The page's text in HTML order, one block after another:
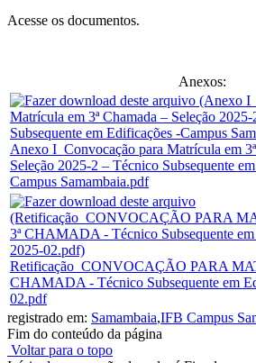
Acesse os documentos.
Anexos:
Anexo I_Convocação para Matrícula em
Seleção 2025-2 – Técnico Subsequente
Campus Samambaia.pdf
Retificação_CONVOCAÇÃO PARA
CHAMADA - Técnico Subsequente em
02.pdf
registrado em: Samambaia,IFB Campus
Fim do conteúdo da página
Voltar para o topo